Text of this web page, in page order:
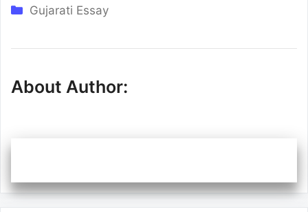
Categories
Gujarati Essay
About Author: